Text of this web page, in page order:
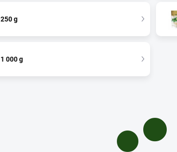
250 g
1 000 g